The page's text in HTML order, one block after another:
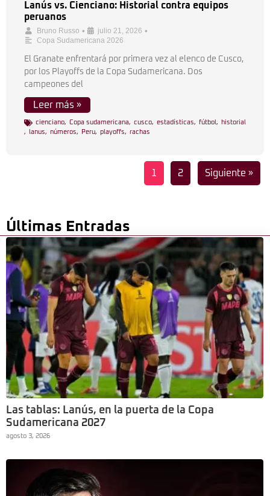
Lanús vs. Cienciano: Historial contra equipos
peruanos
Bruno Russo • julio 21, 2026 •
Copa Sudamericana 2026
El Granate enfrentará por primera vez al elenco de Cusco,
por los Playoffs de la Copa Sudamericana. Dos
campeones del
Leer más »
cienciano, Copa sudamericana, cusco, estadísticas, fútbol ,
historial
,
lanus, números, Peru, playoffs, rachas
1 2 Siguiente »
Últimas Entradas
Las tablas: Lanús, en la puerta de la Copa
Sudamericana 2027
agosto 3, 2026